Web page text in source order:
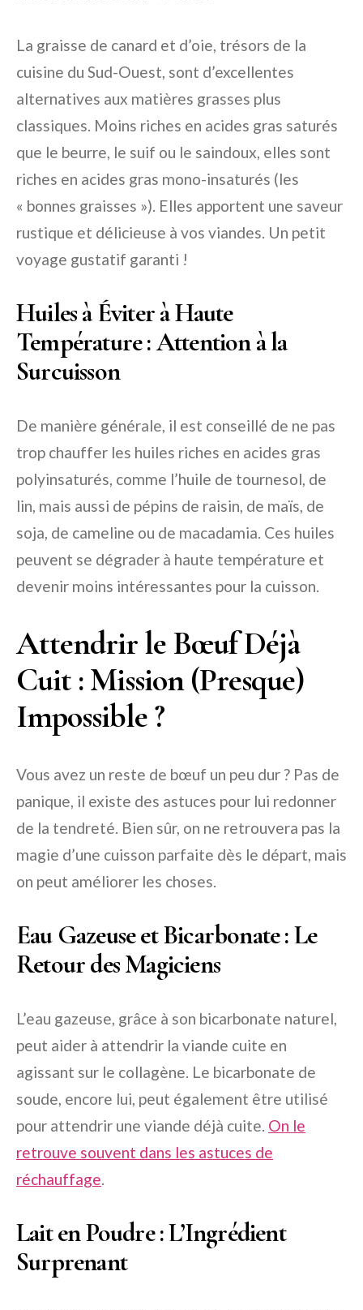
La graisse de canard et d’oie, trésors de la
cuisine du Sud-Ouest, sont d’excellentes
alternatives aux matières grasses plus
classiques. Moins riches en acides gras saturés
que le beurre, le suif ou le saindoux, elles sont
riches en acides gras mono-insaturés (les
« bonnes graisses »). Elles apportent une saveur
rustique et délicieuse à vos viandes. Un petit
voyage gustatif garanti !
Huiles à Éviter à Haute
Température : Attention à la
Surcuisson
De manière générale, il est conseillé de ne pas
trop chauffer les huiles riches en acides gras
polyinsaturés, comme l’huile de tournesol, de
lin, mais aussi de pépins de raisin, de maïs, de
soja, de cameline ou de macadamia. Ces huiles
peuvent se dégrader à haute température et
devenir moins intéressantes pour la cuisson.
Attendrir le Bœuf Déjà
Cuit : Mission (Presque)
Impossible ?
Vous avez un reste de bœuf un peu dur ? Pas de
panique, il existe des astuces pour lui redonner
de la tendreté. Bien sûr, on ne retrouvera pas la
magie d’une cuisson parfaite dès le départ, mais
on peut améliorer les choses.
Eau Gazeuse et Bicarbonate : Le
Retour des Magiciens
L’eau gazeuse, grâce à son bicarbonate naturel,
peut aider à attendrir la viande cuite en
agissant sur le collagène. Le bicarbonate de
soude, encore lui, peut également être utilisé
pour attendrir une viande déjà cuite. On le
retrouve souvent dans les astuces de
réchauffage.
Lait en Poudre : L’Ingrédient
Surprenant